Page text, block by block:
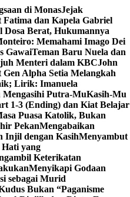
di MonasJejak
dan Kapela Gabriel
Dosa Berat, Hukumannya
Memahami Imago Dei
GawaiTeman Baru Nuela dan
Menteri dalam KBCJohn
Alpha Setia Melangkah
Lirik: Imanuela
Putra-MuKasih-Mu
1-3 (Ending) dan Kiat Belajar
Puasa Katolik, Bukan
PekanMengabaikan
Injil dengan KasihMenyambut
yang
Keterikatan
Menyikapi Godaan
sebagai Murid
Bukan “Paganisme